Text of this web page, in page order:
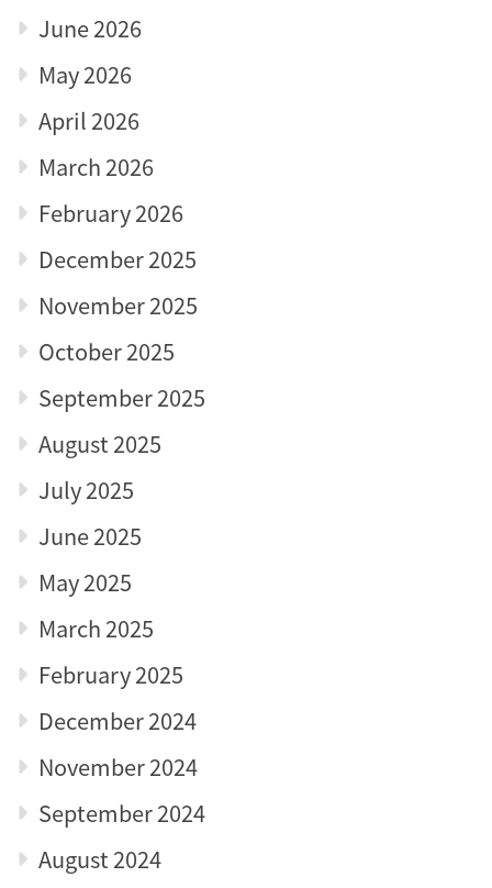
June 2026
May 2026
April 2026
March 2026
February 2026
December 2025
November 2025
October 2025
September 2025
August 2025
July 2025
June 2025
May 2025
March 2025
February 2025
December 2024
November 2024
September 2024
August 2024